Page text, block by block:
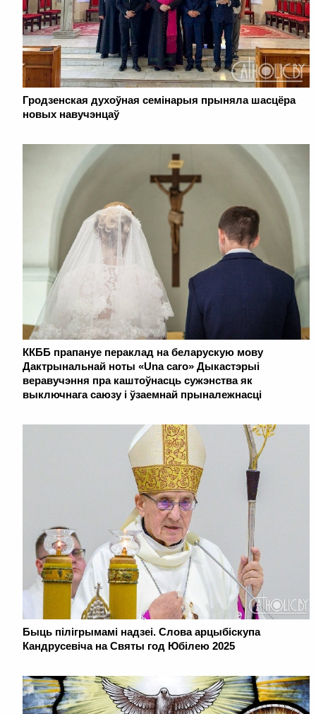
Гродзенская духоўная семінарыя прыняла шасцёра
новых навучэнцаў
ККББ прапануе пераклад на беларускую мову
Дактрынальнай ноты «Una caro» Дыкастэрыі
веравучэння пра каштоўнасць сужэнства як
выключнага саюзу і ўзаемнай прыналежнасці
Быць пілігрымамі надзеі. Слова арцыбіскупа
Кандрусевіча на Святы год Юбілею 2025